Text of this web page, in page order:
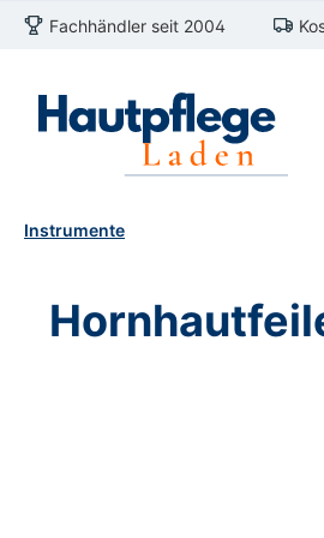
Hauptinhalt springen
Zur Suche springen
Zur Hauptnavigation springen
Fachhändler seit 2004
Instrumente